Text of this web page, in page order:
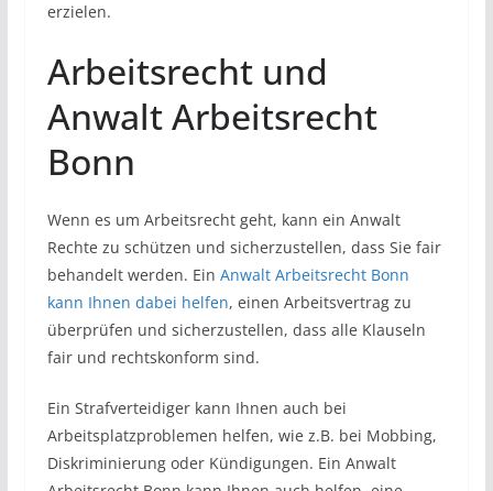
erzielen.
Arbeitsrecht und
Anwalt Arbeitsrecht
Bonn
Wenn es um Arbeitsrecht geht, kann ein Anwalt
Rechte zu schützen und sicherzustellen, dass Sie fair
behandelt werden. Ein Anwalt Arbeitsrecht Bonn
kann Ihnen dabei helfen, einen Arbeitsvertrag zu
überprüfen und sicherzustellen, dass alle Klauseln
fair und rechtskonform sind.
Ein Strafverteidiger kann Ihnen auch bei
Arbeitsplatzproblemen helfen, wie z.B. bei Mobbing,
Diskriminierung oder Kündigungen. Ein Anwalt